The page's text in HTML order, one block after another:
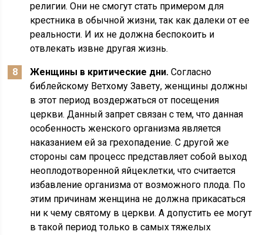
религии. Они не смогут стать примером для
крестника в обычной жизни, так как далеки от ее
реальности. И их не должна беспокоить и
отвлекать извне другая жизнь.
Женщины в критические дни. Согласно
библейскому Ветхому Завету, женщины должны
в этот период воздержаться от посещения
церкви. Данный запрет связан с тем, что данная
особенность женского организма является
наказанием ей за грехопадение. С другой же
стороны сам процесс представляет собой выход
неоплодотворенной яйцеклетки, что считается
избавление организма от возможного плода. По
этим причинам женщина не должна прикасаться
ни к чему святому в церкви. А допустить ее могут
в такой период только в самых тяжелых